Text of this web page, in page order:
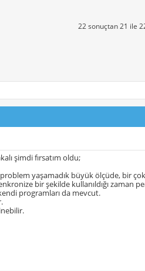
22 sonuçtan 21 ile
şimdi fırsatım oldu;
yaşamadık büyük ölçüde, bir
bir şekilde kullanıldığı zaman
programları da mevcut.